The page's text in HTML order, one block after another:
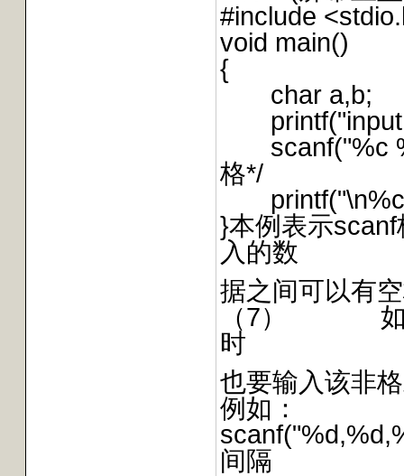
#include
void main()
{
char a,b;
printf("input
scanf("%c
格*/
}本例表示
入的数
据之间可以有
（7） 如果
时
也要输入该非
例如：
间隔